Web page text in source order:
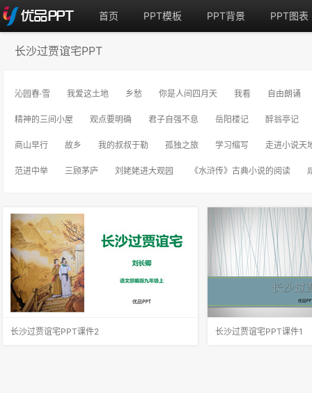
首页 PPT模板 PPT背景 PPT图表
长沙过贾谊宅PPT
沁园春·雪 我爱这土地 乡愁 你是人间四月天 我看 自由朗诵
精神的三间小屋 观点要明确 君子自强不息 岳阳楼记 醉翁亭记
商山早行 故乡 我的叔叔于勒 孤独之旅 学习缩写 走进小说天
范进中举 三顾茅庐 刘姥姥进大观园 《水浒传》古典小说的阅读
长沙过贾谊宅PPT课件2
长沙过贾谊宅PPT课件1